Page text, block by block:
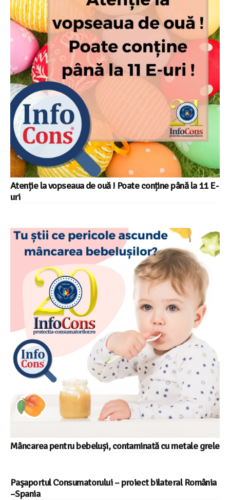
Atenție la vopseaua de ouă ! Poate conține până la 11 E-
uri
Mâncarea pentru bebeluși, contaminată cu metale grele
Paşaportul Consumatorului – proiect bilateral România
–Spania